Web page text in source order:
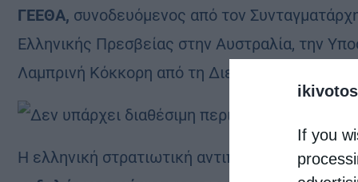
If you
ΓΕΕΘΑ, συνοδευόμενος από τον
Ελληνικής Πρεσβείας στην Αυστραλία, την
Λαμπρινή Κόκκορη από τη Διεύθυνση Διεθνών
Η ελληνική στρατιωτική αντιπροσωπεία